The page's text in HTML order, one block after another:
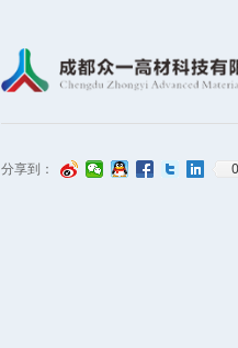
分享到： 0